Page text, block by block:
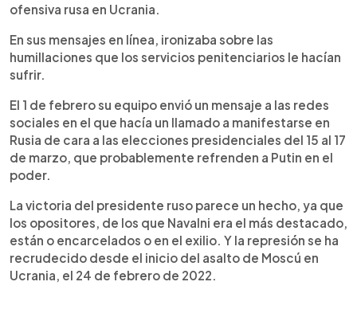
ofensiva rusa en Ucrania.
En sus mensajes en línea, ironizaba sobre las
humillaciones que los servicios penitenciarios le hacían
sufrir.
El 1 de febrero su equipo envió un mensaje a las redes
sociales en el que hacía un llamado a manifestarse en
Rusia de cara a las elecciones presidenciales del 15 al 17
de marzo, que probablemente refrenden a Putin en el
poder.
La victoria del presidente ruso parece un hecho, ya que
los opositores, de los que Navalni era el más destacado,
están o encarcelados o en el exilio. Y la represión se ha
recrudecido desde el inicio del asalto de Moscú en
Ucrania, el 24 de febrero de 2022.